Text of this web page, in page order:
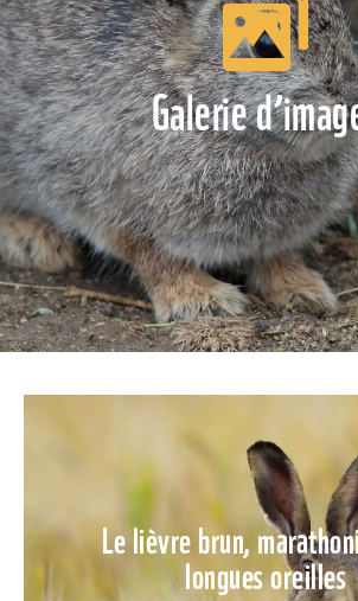
Galerie
Le lièvre brun,
longues oreilles